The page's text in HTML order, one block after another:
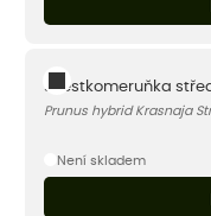
Švestkomeruňka
Prunus hybrid Krasnaja
Není skladem